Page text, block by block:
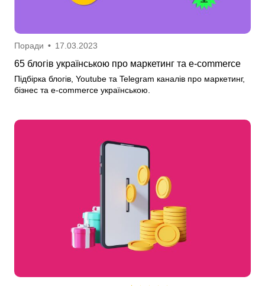
Поради • 17.03.2023
65 блогів українською про маркетинг та e-commerce
Підбірка блогів, Youtube та Telegram каналів про маркетинг,
бізнес та e-commerce українською.